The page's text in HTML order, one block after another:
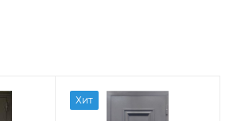
Хит